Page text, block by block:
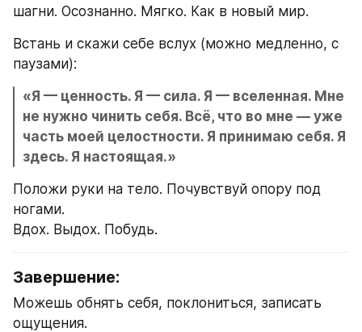
шагни. Осознанно. Мягко. Как в новый мир.
Встань и скажи себе вслух (можно медленно, с
паузами):
«Я — ценность. Я — сила. Я — вселенная. Мне
не нужно чинить себя. Всё, что во мне — уже
часть моей целостности. Я принимаю себя. Я
здесь. Я настоящая.»
Положи руки на тело. Почувствуй опору под
ногами.
Вдох. Выдох. Побудь.
Завершение:
Можешь обнять себя, поклониться, записать
ощущения.